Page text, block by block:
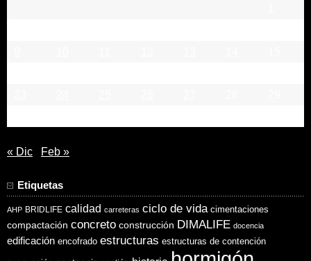
« Dic Feb »
Etiquetas
AHP BRIDLIFE calidad carreteras ciclo de vida cimentaciones
compactación concreto construcción DIMALIFE docencia
edificación encofrado estructuras estructuras de contención